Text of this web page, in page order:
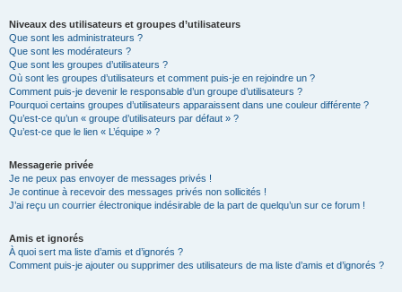
Niveaux des utilisateurs et groupes d’utilisateurs
Que sont les administrateurs ?
Que sont les modérateurs ?
Que sont les groupes d’utilisateurs ?
Où sont les groupes d’utilisateurs et comment puis-je en rejoindre un ?
Comment puis-je devenir le responsable d’un groupe d’utilisateurs ?
Pourquoi certains groupes d’utilisateurs apparaissent dans une couleur différente ?
Qu’est-ce qu’un « groupe d’utilisateurs par défaut » ?
Qu’est-ce que le lien « L’équipe » ?
Messagerie privée
Je ne peux pas envoyer de messages privés !
Je continue à recevoir des messages privés non sollicités !
J’ai reçu un courrier électronique indésirable de la part de quelqu’un sur ce forum !
Amis et ignorés
À quoi sert ma liste d’amis et d’ignorés ?
Comment puis-je ajouter ou supprimer des utilisateurs de ma liste d’amis et d’ignorés ?